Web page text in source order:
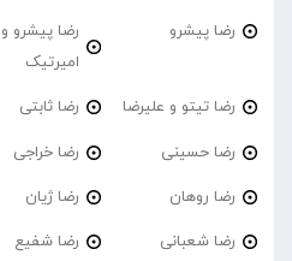
رضا پیشرو
رضا پیشرو و
امیرتیک
رضا تیتو و علیرضا رضا ثابتی
رضا حسینی رضا خراجی
رضا روهان رضا ژیان
رضا شعبانی رضا شفیع